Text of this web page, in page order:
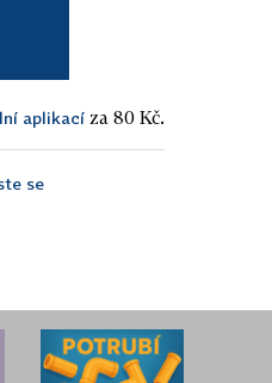
aplikací za 80 Kč.
se